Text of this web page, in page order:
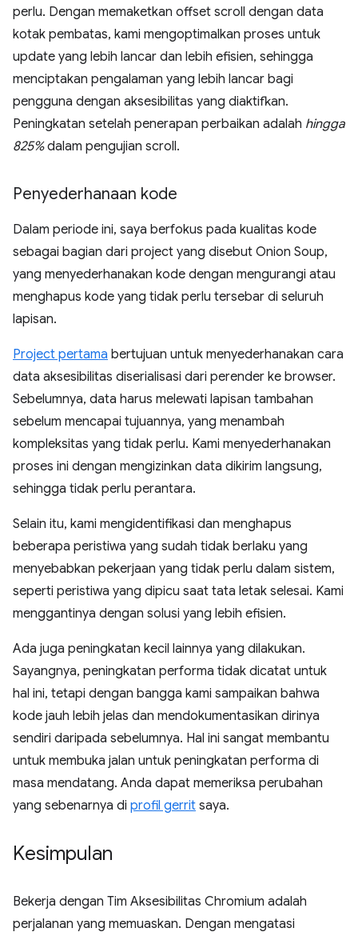
perlu. Dengan memaketkan offset scroll dengan data
kotak pembatas, kami mengoptimalkan proses untuk
update yang lebih lancar dan lebih efisien, sehingga
menciptakan pengalaman yang lebih lancar bagi
pengguna dengan aksesibilitas yang diaktifkan.
Peningkatan setelah penerapan perbaikan adalah hingga
825%dalam pengujian scroll.
Penyederhanaan kode
Dalam periode ini, saya berfokus pada kualitas kode
sebagai bagian dari project yang disebut Onion Soup,
yang menyederhanakan kode dengan mengurangi atau
menghapus kode yang tidak perlu tersebar di seluruh
lapisan.
Project pertama bertujuan untuk menyederhanakan cara
data aksesibilitas diserialisasi dari perender ke browser.
Sebelumnya, data harus melewati lapisan tambahan
sebelum mencapai tujuannya, yang menambah
kompleksitas yang tidak perlu. Kami menyederhanakan
proses ini dengan mengizinkan data dikirim langsung,
sehingga tidak perlu perantara.
Selain itu, kami mengidentifikasi dan menghapus
beberapa peristiwa yang sudah tidak berlaku yang
menyebabkan pekerjaan yang tidak perlu dalam sistem,
seperti peristiwa yang dipicu saat tata letak selesai. Kami
menggantinya dengan solusi yang lebih efisien.
Ada juga peningkatan kecil lainnya yang dilakukan.
Sayangnya, peningkatan performa tidak dicatat untuk
hal ini, tetapi dengan bangga kami sampaikan bahwa
kode jauh lebih jelas dan mendokumentasikan dirinya
sendiri daripada sebelumnya. Hal ini sangat membantu
untuk membuka jalan untuk peningkatan performa di
masa mendatang. Anda dapat memeriksa perubahan
yang sebenarnya di profil gerrit saya.
Kesimpulan
Bekerja dengan Tim Aksesibilitas Chromium adalah
perjalanan yang memuaskan. Dengan mengatasi